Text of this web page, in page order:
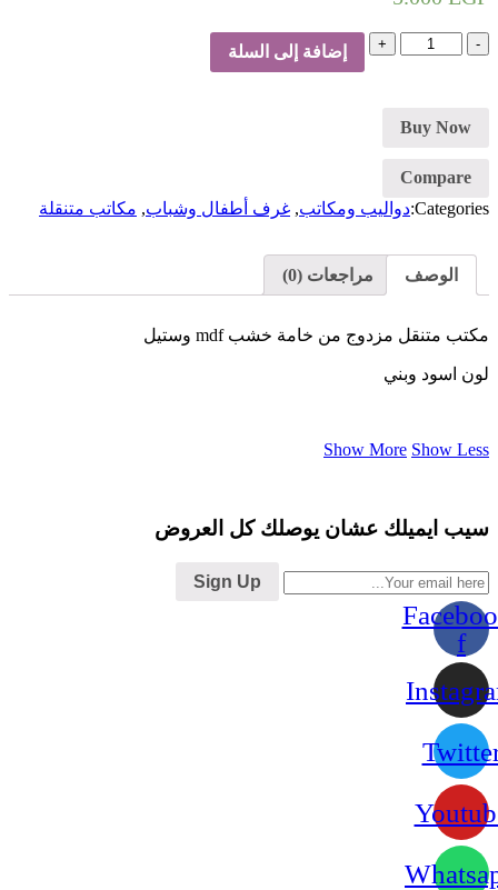
كمية
وستيل
إضافة إلى السلة
Buy Now
Compare
Categories: دواليب ومكاتب, غرف أطفال وشباب, مكاتب متنقلة
الوصف مراجعات (0)
مكتب متنقل مزدوج من خامة خشب mdf وستيل
لون اسود وبني
Show More Show Less
سيب ايميلك عشان يوصلك كل العروض
Sign Up
f